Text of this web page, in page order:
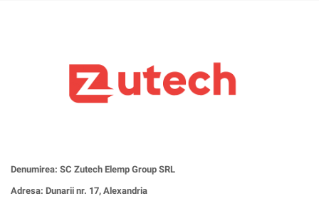
Denumirea: SC Zutech Elemp Group SRL
Adresa: Dunarii nr. 17, Alexandria